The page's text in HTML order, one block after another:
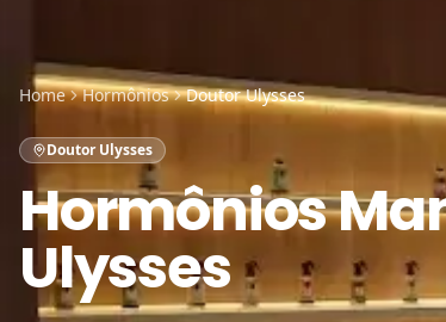
Home Hormônios Doutor Ulysses
Doutor Ulysses
Hormônios
Ulysses